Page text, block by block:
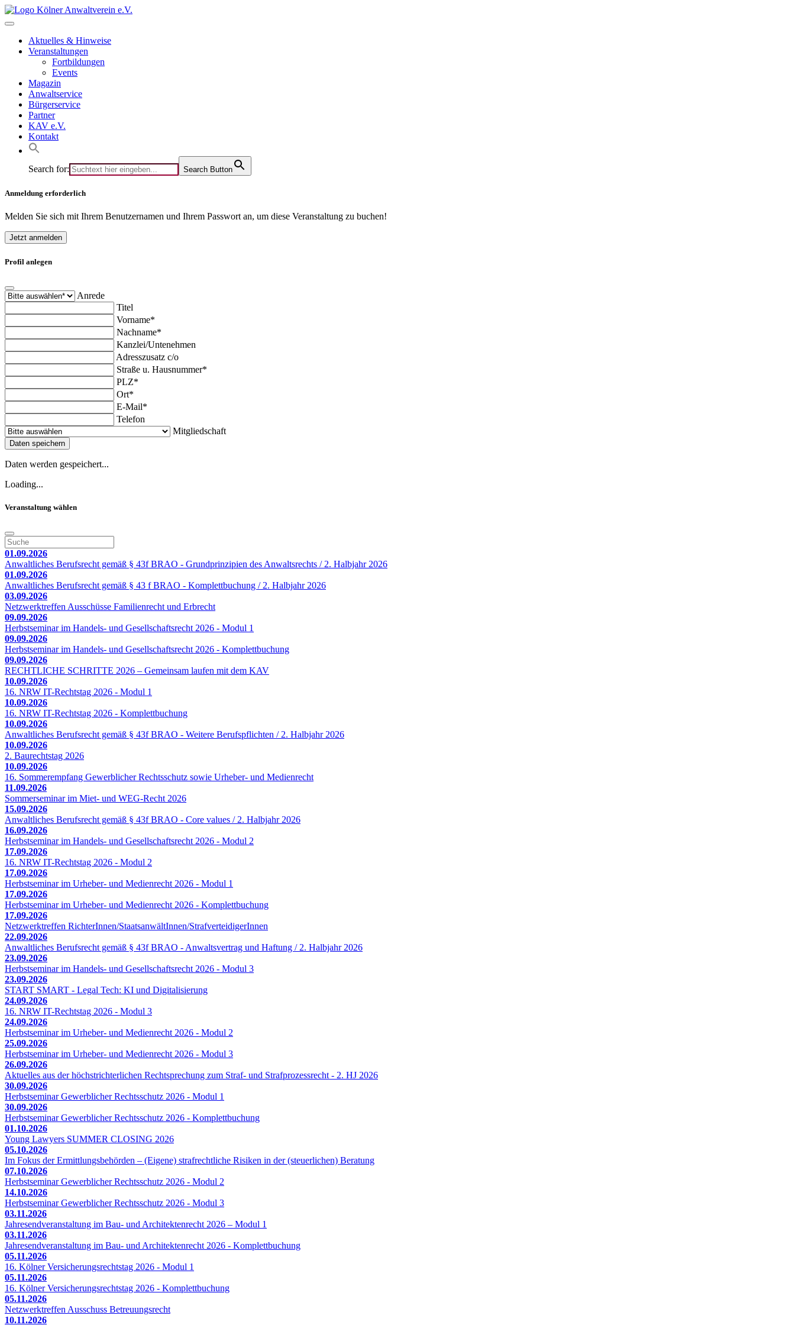
Skip
to
Aktuelles & Hinweise
Veranstaltungen
Fortbildungen
Events
Magazin
Anwaltservice
Bürgerservice
Partner
KAV e.V.
Kontakt
Search for: Search Button
Anmeldung erforderlich
Melden Sie sich mit Ihrem Benutzernamen und Ihrem Passwort an, um diese Veranstaltung zu buchen!
Jetzt anmelden
Profil anlegen
Anrede
Titel
Vorname*
Nachname*
Kanzlei/Untenehmen
Adresszusatz c/o
Straße u. Hausnummer*
PLZ*
Ort*
E-Mail*
Telefon
Mitgliedschaft
Daten speichern
Daten werden gespeichert...
Loading...
Veranstaltung wählen
01.09.2026
Anwaltliches Berufsrecht gemäß § 43f BRAO - Grundprinzipien des Anwaltsrechts / 2. Halbjahr 2026
01.09.2026
Anwaltliches Berufsrecht gemäß § 43 f BRAO - Komplettbuchung / 2. Halbjahr 2026
03.09.2026
Netzwerktreffen Ausschüsse Familienrecht und Erbrecht
09.09.2026
Herbstseminar im Handels- und Gesellschaftsrecht 2026 - Modul 1
09.09.2026
Herbstseminar im Handels- und Gesellschaftsrecht 2026 - Komplettbuchung
09.09.2026
RECHTLICHE SCHRITTE 2026 – Gemeinsam laufen mit dem KAV
10.09.2026
16. NRW IT-Rechtstag 2026 - Modul 1
10.09.2026
16. NRW IT-Rechtstag 2026 - Komplettbuchung
10.09.2026
Anwaltliches Berufsrecht gemäß § 43f BRAO - Weitere Berufspflichten / 2. Halbjahr 2026
10.09.2026
2. Baurechtstag 2026
10.09.2026
16. Sommerempfang Gewerblicher Rechtsschutz sowie Urheber- und Medienrecht
11.09.2026
Sommerseminar im Miet- und WEG-Recht 2026
15.09.2026
Anwaltliches Berufsrecht gemäß § 43f BRAO - Core values / 2. Halbjahr 2026
16.09.2026
Herbstseminar im Handels- und Gesellschaftsrecht 2026 - Modul 2
17.09.2026
16. NRW IT-Rechtstag 2026 - Modul 2
17.09.2026
Herbstseminar im Urheber- und Medienrecht 2026 - Modul 1
17.09.2026
Herbstseminar im Urheber- und Medienrecht 2026 - Komplettbuchung
17.09.2026
Netzwerktreffen RichterInnen/StaatsanwältInnen/StrafverteidigerInnen
22.09.2026
Anwaltliches Berufsrecht gemäß § 43f BRAO - Anwaltsvertrag und Haftung / 2. Halbjahr 2026
23.09.2026
Herbstseminar im Handels- und Gesellschaftsrecht 2026 - Modul 3
23.09.2026
START SMART - Legal Tech: KI und Digitalisierung
24.09.2026
16. NRW IT-Rechtstag 2026 - Modul 3
24.09.2026
Herbstseminar im Urheber- und Medienrecht 2026 - Modul 2
25.09.2026
Herbstseminar im Urheber- und Medienrecht 2026 - Modul 3
26.09.2026
Aktuelles aus der höchstrichterlichen Rechtsprechung zum Straf- und Strafprozessrecht - 2. HJ 2026
30.09.2026
Herbstseminar Gewerblicher Rechtsschutz 2026 - Modul 1
30.09.2026
Herbstseminar Gewerblicher Rechtsschutz 2026 - Komplettbuchung
01.10.2026
Young Lawyers SUMMER CLOSING 2026
05.10.2026
Im Fokus der Ermittlungsbehörden – (Eigene) strafrechtliche Risiken in der (steuerlichen) Beratung
07.10.2026
Herbstseminar Gewerblicher Rechtsschutz 2026 - Modul 2
14.10.2026
Herbstseminar Gewerblicher Rechtsschutz 2026 - Modul 3
03.11.2026
Jahresendveranstaltung im Bau- und Architektenrecht 2026 – Modul 1
03.11.2026
Jahresendveranstaltung im Bau- und Architektenrecht 2026 - Komplettbuchung
05.11.2026
16. Kölner Versicherungsrechtstag 2026 - Modul 1
05.11.2026
16. Kölner Versicherungsrechtstag 2026 - Komplettbuchung
05.11.2026
Netzwerktreffen Ausschuss Betreuungsrecht
10.11.2026